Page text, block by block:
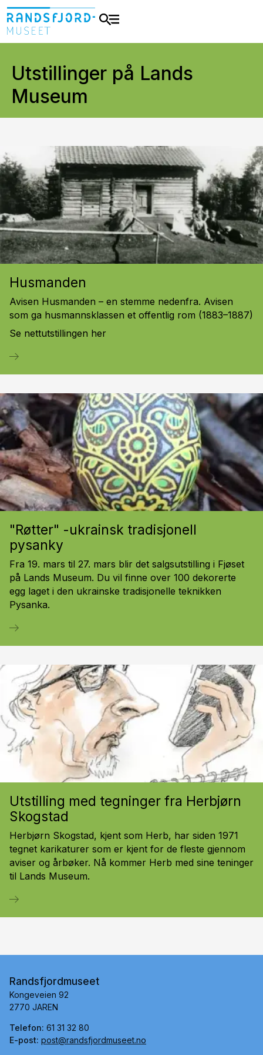
Utstillinger på Lands
Museum
Husmanden
Avisen Husmanden – en stemme nedenfra. Avisen
som ga husmannsklassen et offentlig rom (1883–1887)
Se nettutstillingen her
"Røtter" -ukrainsk tradisjonell
pysanky
Fra 19. mars til 27. mars blir det salgsutstilling i Fjøset
på Lands Museum. Du vil finne over 100 dekorerte
egg laget i den ukrainske tradisjonelle teknikken
Pysanka.
Utstilling med tegninger fra Herbjørn
Skogstad
Herbjørn Skogstad, kjent som Herb, har siden 1971
tegnet karikaturer som er kjent for de fleste gjennom
aviser og årbøker. Nå kommer Herb med sine teninger
til Lands Museum.
Randsfjordmuseet
Kongeveien 92
2770 JAREN
Telefon: 61 31 32 80
E-post: post@randsfjordmuseet.no